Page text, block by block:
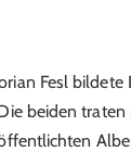
Fesl bildete
beiden